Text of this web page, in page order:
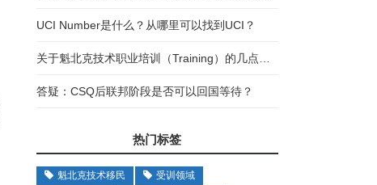
UCI Number是什么？从哪里可以找到UCI？
答疑：CSQ后联邦阶段是否可以回国等待？
热门标签
魁北克技术移民
受训领域